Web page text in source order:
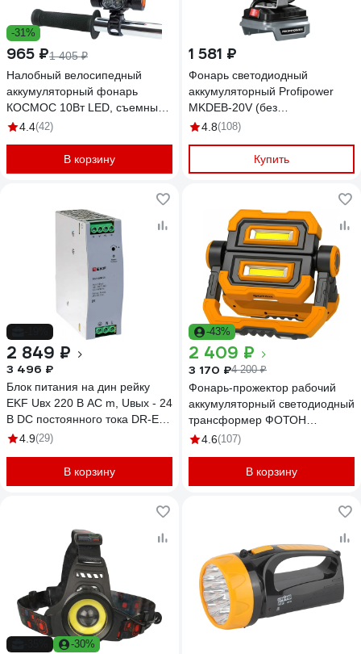
-31%
965 ₽1 405 ₽
Налобный велосипедный
аккумуляторный фонарь
КОСМОС 10Вт LED, съемный
Li-ion 18650 1200mAh,
4.4(42)
В корзину
1 581 ₽
Фонарь светодиодный
аккумуляторный Profipower
MKDEB-20V (без
аккумулятора, подходит
X0035 E0125
4.8(108)
Купить
2 849 ₽
3 496 ₽
Блок питания на дин рейку
EKF Uвх 220 В AC m, Uвых - 24
В DC постоянного тока DR-E-
120W-24
4.9(29)
В корзину
-43%
2 409 ₽
3 170 ₽4 200 ₽
Фонарь-прожектор рабочий
аккумуляторный светодиодный
трансформер ФОТОН
WPВ-7800 20 Вт 24093
4.6(107)
В корзину
-30%